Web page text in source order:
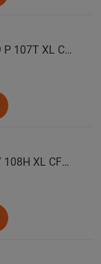
COMFORSER Автошина 235/60 R19 P 107T XL CF1100 RWL лето
COMFORSER Автошина 235/65 R17 108H XL CF1100 OWL лето